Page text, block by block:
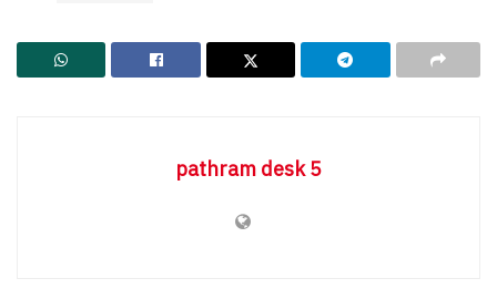
pathram desk 5